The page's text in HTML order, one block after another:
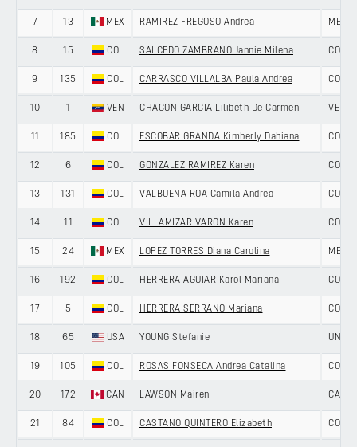
7 13 MEX RAMIREZ FREGOSO Andrea
8 15 COL SALCEDO ZAMBRANO Jannie Milena
9 135 COL CARRASCO VILLALBA Paula Andrea
10 1 VEN CHACON GARCIA Lilibeth De Carmen
11 185 COL ESCOBAR GRANDA Kimberly Dahiana
12 6 COL GONZALEZ RAMIREZ Karen
13 131 COL VALBUENA ROA Camila Andrea
14 11 COL VILLAMIZAR VARON Karen
15 24 MEX LOPEZ TORRES Diana Carolina
16 192 COL HERRERA AGUIAR Karol Mariana
17 5 COL HERRERA SERRANO Mariana
18 65 USA YOUNG Stefanie
19 105 COL ROSAS FONSECA Andrea Catalina
20 172 CAN LAWSON Mairen
21 84 COL CASTAÑO QUINTERO Elizabeth